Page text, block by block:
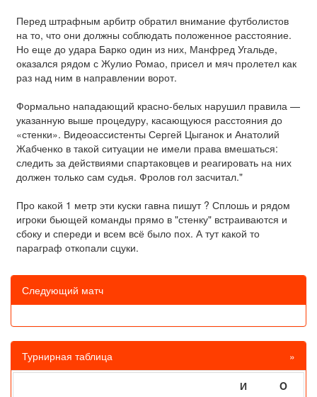
Перед штрафным арбитр обратил внимание футболистов
на то, что они должны соблюдать положенное расстояние.
Но еще до удара Барко один из них, Манфред Угальде,
оказался рядом с Жулио Ромао, присел и мяч пролетел как
раз над ним в направлении ворот.
Формально нападающий красно-белых нарушил правила —
указанную выше процедуру, касающуюся расстояния до
«стенки». Видеоассистенты Сергей Цыганок и Анатолий
Жабченко в такой ситуации не имели права вмешаться:
следить за действиями спартаковцев и реагировать на них
должен только сам судья. Фролов гол засчитал."
Про какой 1 метр эти куски гавна пишут ? Сплошь и рядом
игроки бьющей команды прямо в "стенку" встраиваются и
сбоку и спереди и всем всё было пох. А тут какой то
параграф откопали сцуки.
Следующий матч
Турнирная таблица »
И
O